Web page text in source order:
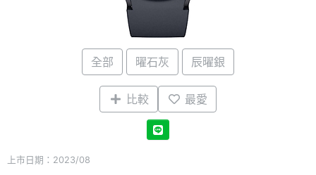
全部 曜石灰 辰曜銀
比較 最愛
上市日期：2023/08